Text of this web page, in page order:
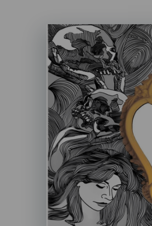
Imagen
Listado